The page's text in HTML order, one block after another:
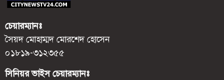
চেয়ারম্যানঃ
সৈয়দ মোহাম্মদ মোরশেদ হোসেন
০১৮১৯-৩১২৩৫৫
সিনিয়র ভাইস চেয়ারম্যানঃ